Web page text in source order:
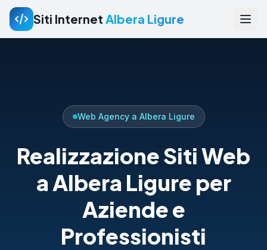
Siti Internet Albera Ligure
Web Agency a Albera Ligure
Realizzazione Siti Web
a Albera Ligure per
Aziende e
Professionisti